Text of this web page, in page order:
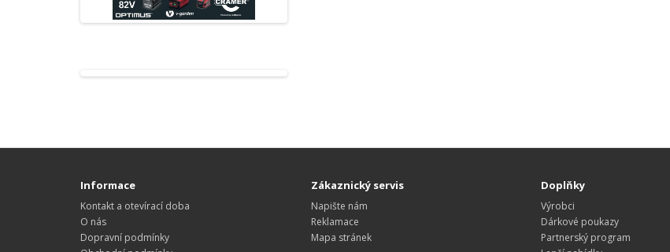
Informace
Kontakt a otevírací doba
O nás
Dopravní podmínky
Zákaznický servis
Napište nám
Reklamace
Mapa stránek
Doplňky
Výrobci
Dárkové poukazy
Partnerský program